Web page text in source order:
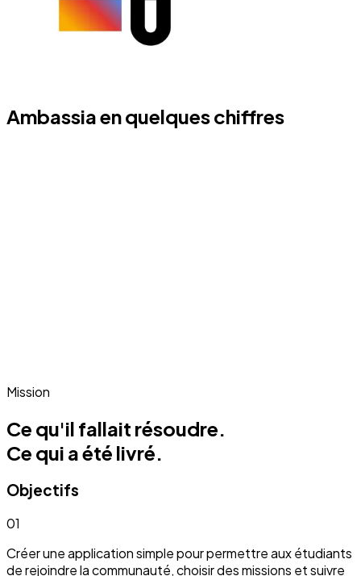
Ambassia en quelques chiffres
Mission
Ce qu'il fallait résoudre.
Ce qui a été livré.
Objectifs
01
Créer une application simple pour permettre aux étudiants
de rejoindre la communauté, choisir des missions et suivre